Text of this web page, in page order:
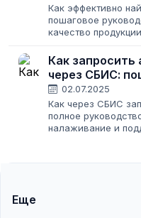
Как эффективно
пошаговое
качество
коммерцией или
Как запросить
через СБИС:
02.07.2025
Как через СБИС
полное руководство В деловом мире оптовой
налаживание и
Еще